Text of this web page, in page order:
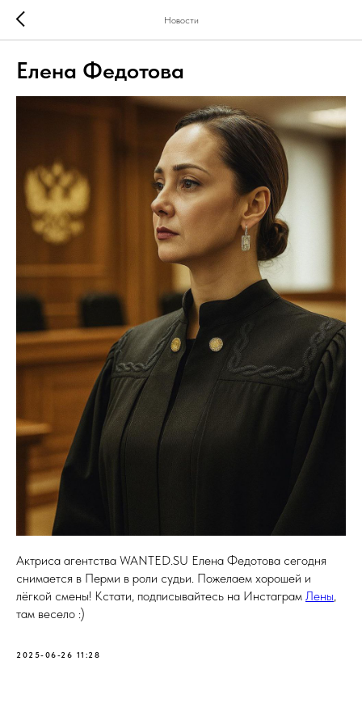
Новости
Елена Федотова
Актриса агентства WANTED.SU Елена Федотова сегодня
снимается в Перми в роли судьи. Пожелаем хорошей и
лёгкой смены! Кстати, подписывайтесь на Инстаграм Лены,
там весело :)
2025-06-26 11:28